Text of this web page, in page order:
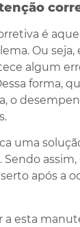
é
Ou seja,
algum
forma,
o
uma
assim,
após a
a esta